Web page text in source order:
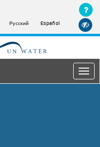
Русский Español